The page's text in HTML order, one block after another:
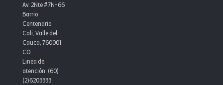
Av. 2Nte #7N-66
Barrio
Centenario
Cali, Valle del
Cauca, 760001,
CO
Linea de
atención: (60)
(2)6203333